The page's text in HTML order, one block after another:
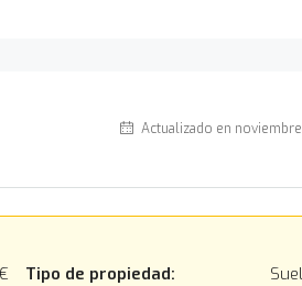
Actualizado en
Tipo de propiedad: